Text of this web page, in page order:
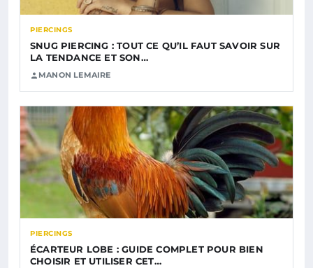
PIERCINGS
SNUG PIERCING : TOUT CE QU’IL FAUT SAVOIR SUR
LA TENDANCE ET SON…
MANON LEMAIRE
PIERCINGS
ÉCARTEUR LOBE : GUIDE COMPLET POUR BIEN
CHOISIR ET UTILISER CET…